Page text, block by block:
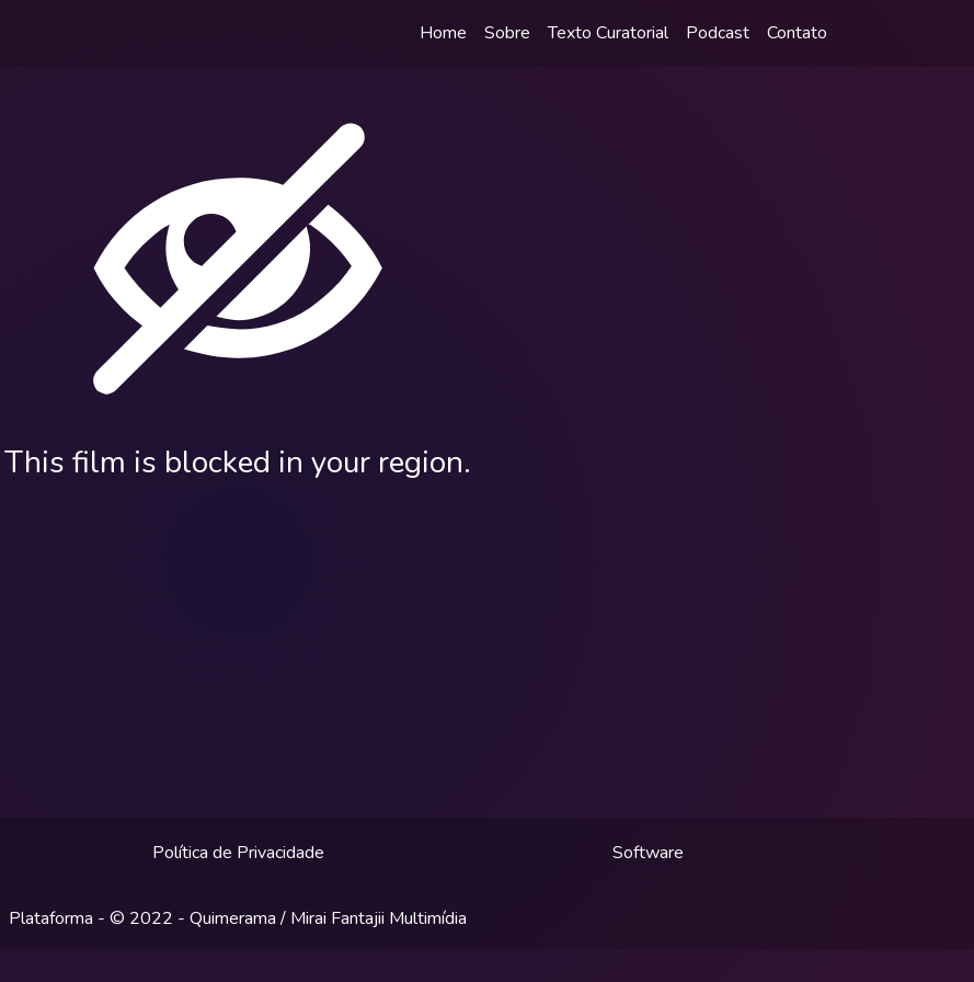
Home Sobre Texto Curatorial Podcast Contato
This film is blocked in your region.
Política de Privacidade Software
Plataforma - © 2022 - Quimerama / Mirai Fantajii Multimídia